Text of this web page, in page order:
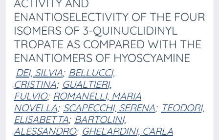
ACTIVITY AND
ENANTIOSELECTIVITY OF THE FOUR
ISOMERS OF 3-QUINUCLIDINYL
TROPATE AS COMPARED WITH THE
ENANTIOMERS OF HYOSCYAMINE
DEI, SILVIA; BELLUCCI,
CRISTINA; GUALTIERI,
FULVIO; ROMANELLI, MARIA
NOVELLA; SCAPECCHI, SERENA; TEODORI,
ELISABETTA; BARTOLINI,
ALESSANDRO; GHELARDINI, CARLA